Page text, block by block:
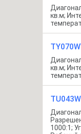
кв.м;
кв.м;
1000:1;